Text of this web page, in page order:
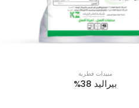
مبيدات فطرية
بيراليد 38%